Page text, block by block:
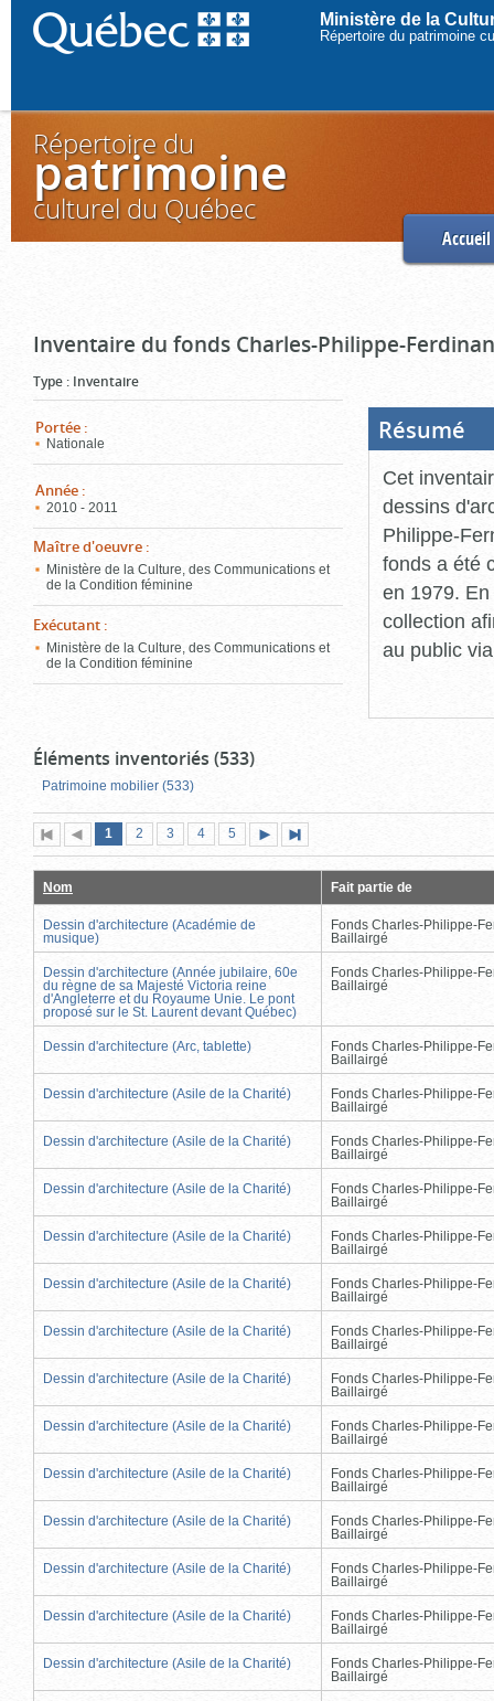
Ministère de la
Répertoire du patrimoine
Répertoire du
patrimoine
culturel du Québec
Accueil
Inventaire du fonds Charles-Philippe-
Type : Inventaire
Portée :
Nationale
Année :
2010 - 2011
Maître d'oeuvre :
Ministère de la Culture, des Communications et
de la Condition féminine
Exécutant :
Ministère de la Culture, des Communications et
de la Condition féminine
Résumé
Cet
dessins
Philippe-
fonds a été
en 1979.
collection
au public
Éléments inventoriés (533)
Patrimoine mobilier (533)
Première
page
Page
précédente
Page
1 (page
actuelle)
Page
2 Page
3 Page
4 Page
5
suivante
page
Nom Fait partie de
Dessin d'architecture (Académie de
musique)
Fonds Charles-Philippe-
Baillairgé
Dessin d'architecture (Année jubilaire, 60e
du règne de sa Majesté Victoria reine
d'Angleterre et du Royaume Unie. Le pont
proposé sur le St. Laurent devant Québec)
Fonds Charles-Philippe-
Baillairgé
Dessin d'architecture (Arc, tablette)
Fonds Charles-Philippe-
Baillairgé
Dessin d'architecture (Asile de la Charité)
Fonds Charles-Philippe-
Baillairgé
Dessin d'architecture (Asile de la Charité)
Fonds Charles-Philippe-
Baillairgé
Dessin d'architecture (Asile de la Charité)
Fonds Charles-Philippe-
Baillairgé
Dessin d'architecture (Asile de la Charité)
Fonds Charles-Philippe-
Baillairgé
Dessin d'architecture (Asile de la Charité)
Fonds Charles-Philippe-
Baillairgé
Dessin d'architecture (Asile de la Charité)
Fonds Charles-Philippe-
Baillairgé
Dessin d'architecture (Asile de la Charité)
Fonds Charles-Philippe-
Baillairgé
Dessin d'architecture (Asile de la Charité)
Fonds Charles-Philippe-
Baillairgé
Dessin d'architecture (Asile de la Charité)
Fonds Charles-Philippe-
Baillairgé
Dessin d'architecture (Asile de la Charité)
Fonds Charles-Philippe-
Baillairgé
Dessin d'architecture (Asile de la Charité)
Fonds Charles-Philippe-
Baillairgé
Dessin d'architecture (Asile de la Charité)
Fonds Charles-Philippe-
Baillairgé
Dessin d'architecture (Asile de la Charité)
Fonds Charles-Philippe-
Baillairgé